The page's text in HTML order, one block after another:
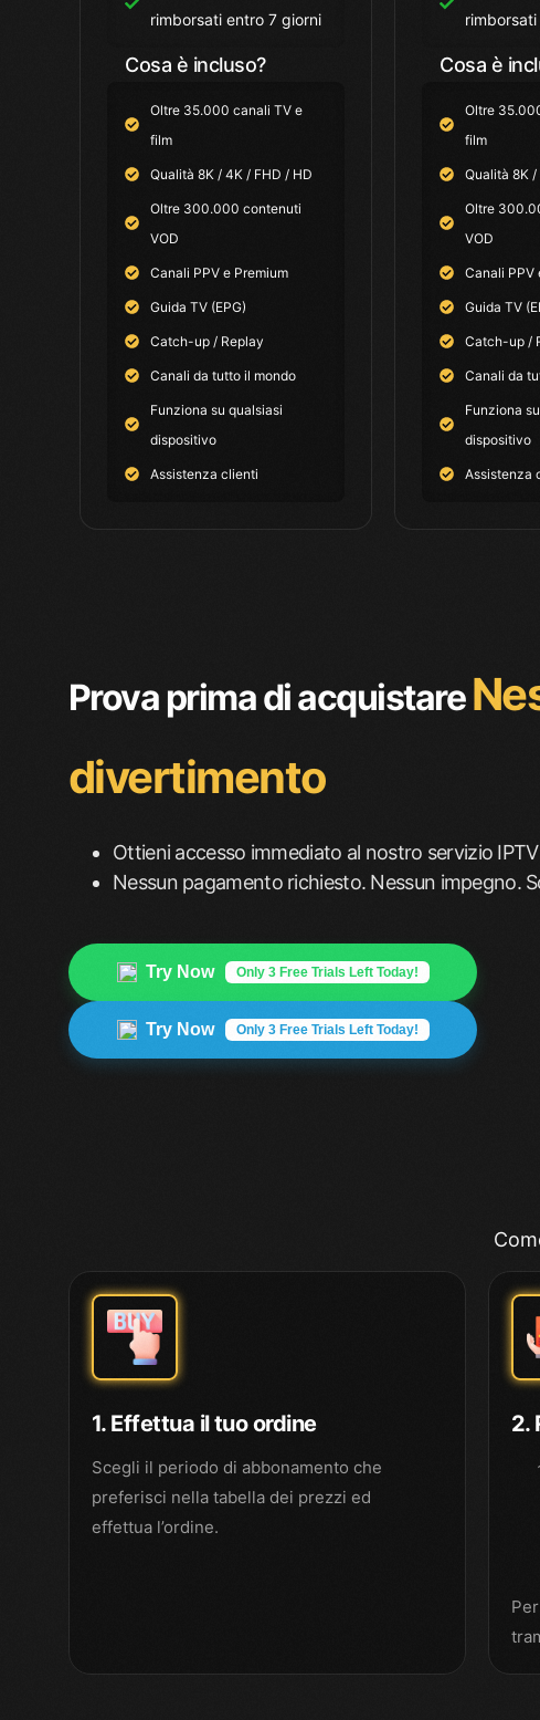
rimborsati entro 7 giorni
Cosa è incluso?
Oltre 35.000 canali TV e
film
Qualità 8K / 4K / FHD / HD
Oltre 300.000 contenuti
VOD
Canali PPV e Premium
Guida TV (EPG)
Catch-up / Replay
Canali da tutto il mondo
Funziona su qualsiasi
dispositivo
Assistenza clienti
Cosa è
Oltre
film
Qualità 8K /
Oltre
VOD
Canali PPV
Guida TV
Catch-up /
Canali da
Funziona
dispositivo
Assistenza
Prova prima di acquistare
divertimento
Ottieni accesso immediato al nostro servizio
Nessun pagamento richiesto. Nessun impegno.
Try Now Only 3 Free Trials Left Today!
Try Now Only 3 Free Trials Left Today!
1. Effettua il tuo ordine
Scegli il periodo di abbonamento che
preferisci nella tabella dei prezzi ed
effettua l’ordine.
2.